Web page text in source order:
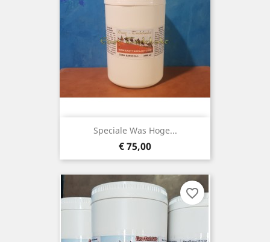
Speciale Was Hoge...
Prijs
€ 75,00
favorite_border